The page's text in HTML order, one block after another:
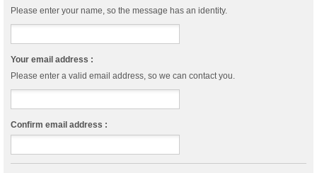
Please enter your name, so the message has an identity.
Your email address :
Please enter a valid email address, so we can contact you.
Confirm email address :